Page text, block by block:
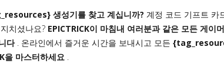
생성기를 찾고 계십니까? 계정 코드 기프트 카
치셨나요? EPICTRICK이 마침내 여러분과 같은 모든 게이
다. 온라인에서 즐거운 시간을 보내시고 모든
을 마스터하세요 .